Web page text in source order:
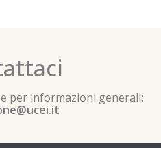
per informazioni generali: